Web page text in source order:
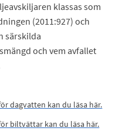
klassas som
(2011:927) och
särskilda
och vem avfallet
dagvatten kan du läsa här.
biltvättar kan du läsa här.